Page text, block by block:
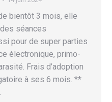
bientôt 3 mois, elle
séances
pour de super parties
électronique, primo-
Frais d’adoption
à ses 6 mois. **